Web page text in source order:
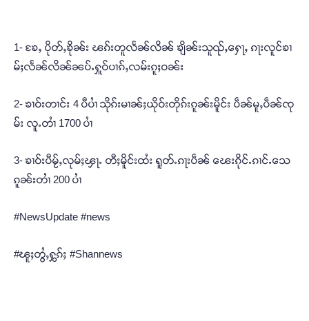
1- ၶႄႇ ပိုတ်ႇၶိုၼ်း ၽၵ်းတူလႅၼ်လိၼ် ၶျိၼ်းသူၺ်ႇႁေႃႇ ၵႃးလူင်ၶၢ
မ်ႈလႅၼ်လိၼ်ၼပ်ႉႁူဝ်ပၢၵ်ႇလမ်းၵူႈဝၼ်း
2- ၶၢဝ်းတၢင်း 4 ပီပၢႆ သိုၵ်းမၢၼ်ႈယိုဝ်းတိုၵ်းၵူၼ်းမိူင်း ပဵၼ်မူႇပဵၼ်ၸု
မ်း လူႉတၢႆ 1700 ပၢႆ
3- ၶၢဝ်းပီမႂ်ႇလုမ်ႈၾႃႉ တီႈမိူင်းထႆး ရူတ်ႉၵႃးပဵၼ် ၽေးၵိုင်ႉၵၢင်ႉသေ
ၵူၼ်းတၢႆ 200 ပၢႆ
#NewsUpdate #news
#ၽူႈတွႆႇႁွၵ်ႈ #Shannews